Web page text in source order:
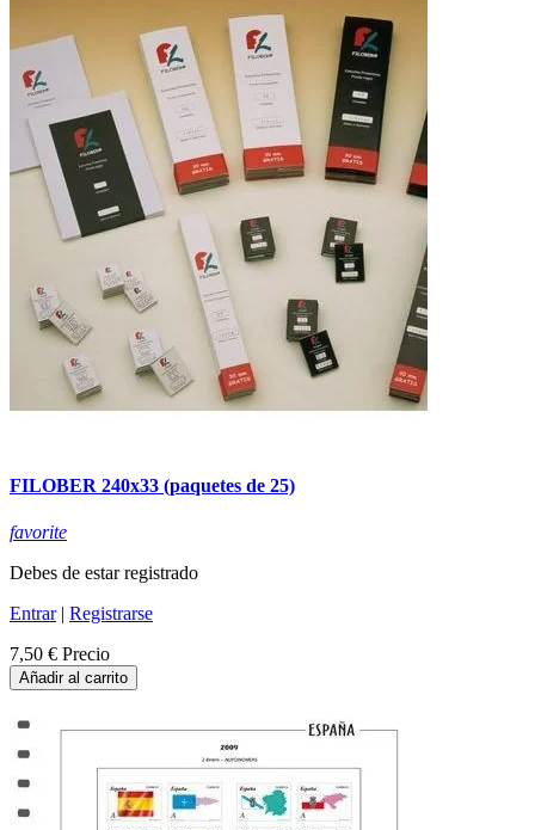
FILOBER 240x33 (paquetes de 25)
favorite
Debes de estar registrado
Entrar| Registrarse
7,50 € Precio
Añadir al carrito